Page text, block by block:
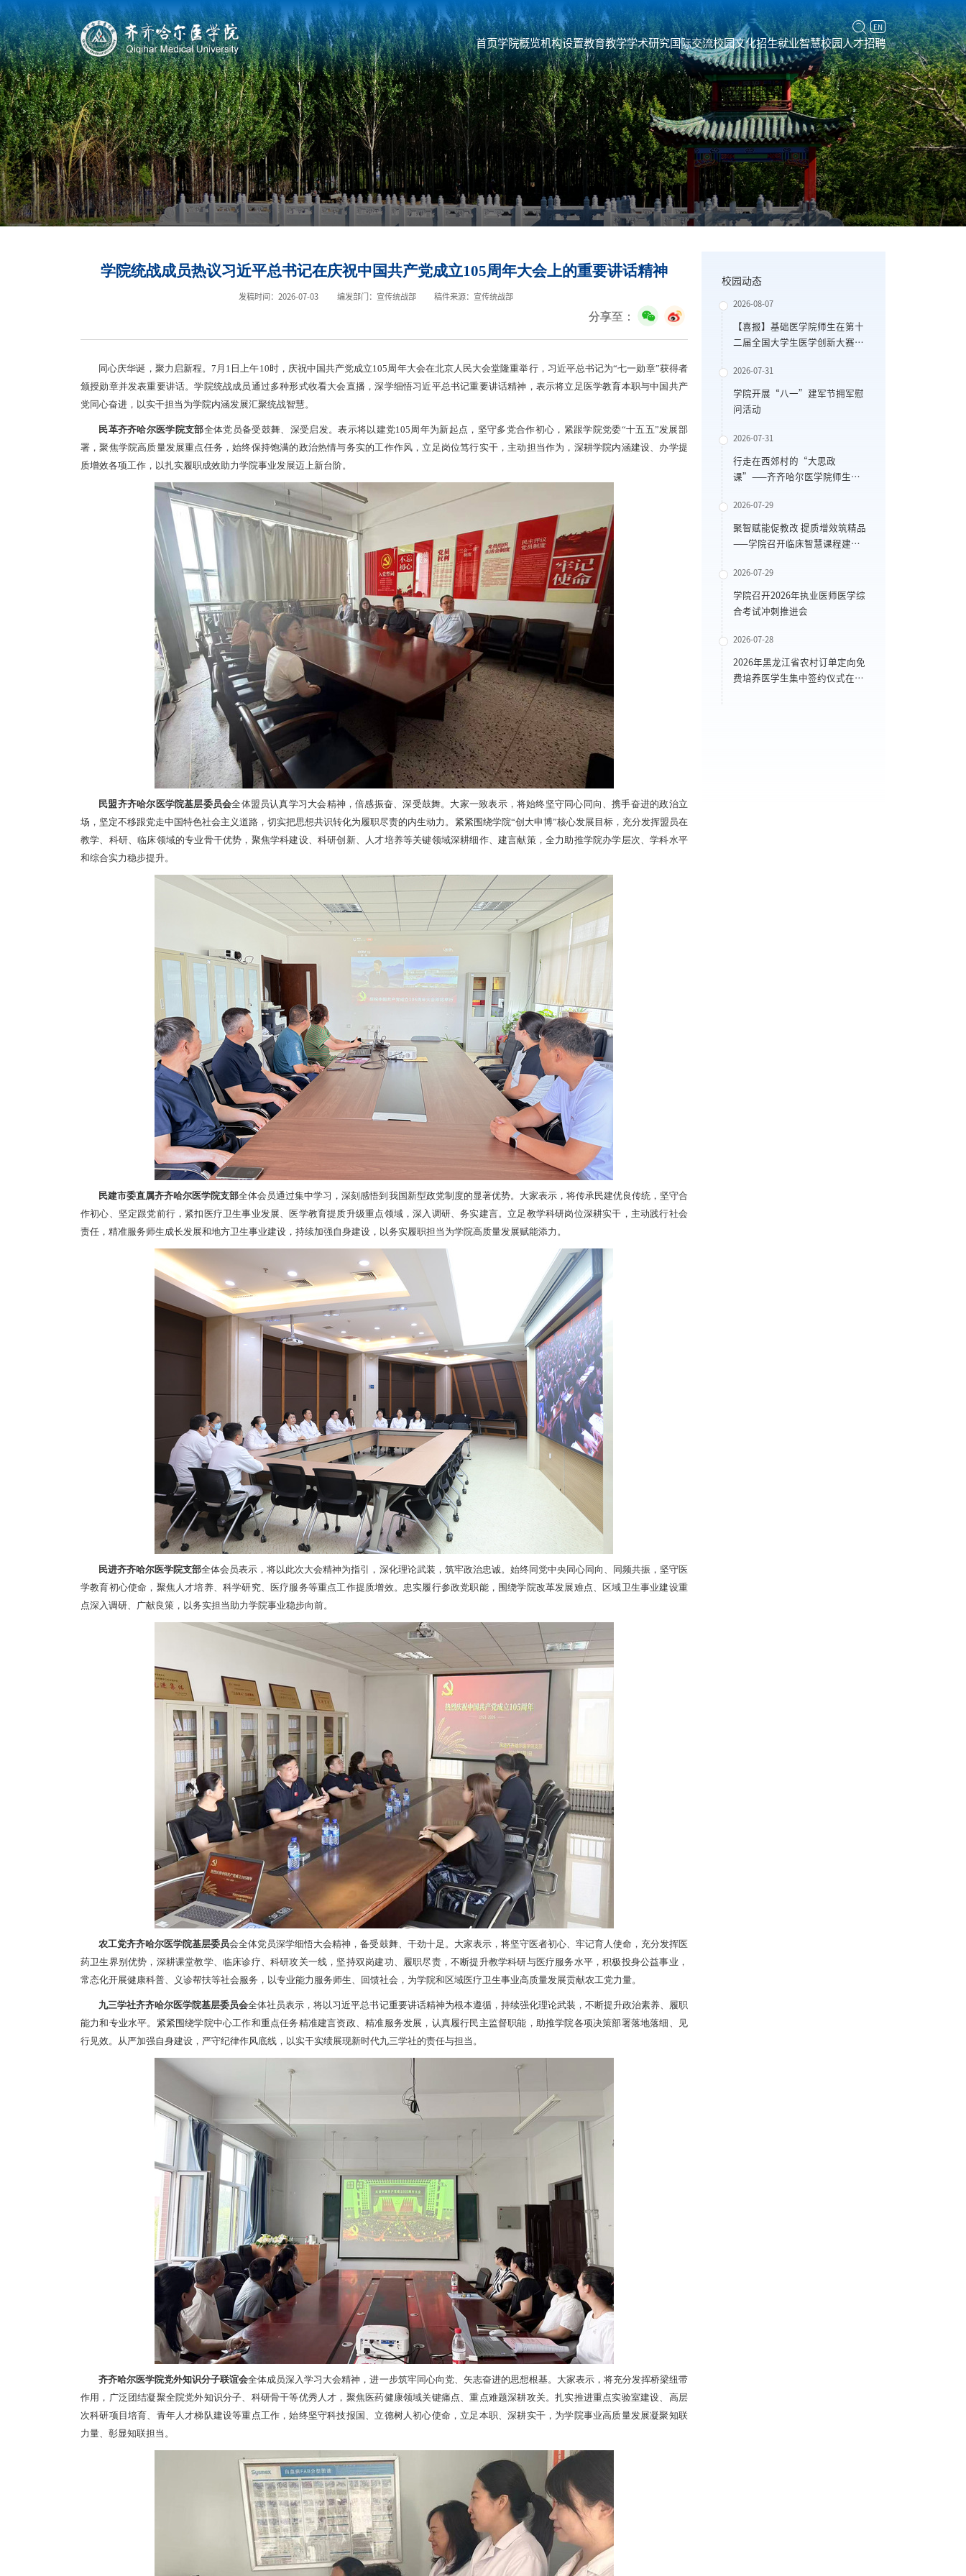
EN
首页学院概览机构设置教育教学学术研究国际交流校园文化招生就业智慧校园人才招聘
学院统战成员热议习近平总书记在庆祝中国共产党成立105周年大会上的重要讲话精神
发稿时间：2026-07-03 编发部门：宣传统战部 稿件来源：宣传统战部
分享至：
同心庆华诞，聚力启新程。7月1日上午10时，庆祝中国共产党成立105周年大会在北京人民大会堂隆重举行，习近平总书记为“七一勋章”获得者
颁授勋章并发表重要讲话。学院统战成员通过多种形式收看大会直播，深学细悟习近平总书记重要讲话精神，表示将立足医学教育本职与中国共产
党同心奋进，以实干担当为学院内涵发展汇聚统战智慧。
民革齐齐哈尔医学院支部全体党员备受鼓舞、深受启发。表示将以建党105周年为新起点，坚守多党合作初心，紧跟学院党委“十五五”发展部
署，聚焦学院高质量发展重点任务，始终保持饱满的政治热情与务实的工作作风，立足岗位笃行实干，主动担当作为，深耕学院内涵建设、办学提
质增效各项工作，以扎实履职成效助力学院事业发展迈上新台阶。
民盟齐齐哈尔医学院基层委员会全体盟员认真学习大会精神，倍感振奋、深受鼓舞。大家一致表示，将始终坚守同心同向、携手奋进的政治立
场，坚定不移跟党走中国特色社会主义道路，切实把思想共识转化为履职尽责的内生动力。紧紧围绕学院“创大申博”核心发展目标，充分发挥盟员在
教学、科研、临床领域的专业骨干优势，聚焦学科建设、科研创新、人才培养等关键领域深耕细作、建言献策，全力助推学院办学层次、学科水平
和综合实力稳步提升。
民建市委直属齐齐哈尔医学院支部全体会员通过集中学习，深刻感悟到我国新型政党制度的显著优势。大家表示，将传承民建优良传统，坚守合
作初心、坚定跟党前行，紧扣医疗卫生事业发展、医学教育提质升级重点领域，深入调研、务实建言。立足教学科研岗位深耕实干，主动践行社会
责任，精准服务师生成长发展和地方卫生事业建设，持续加强自身建设，以务实履职担当为学院高质量发展赋能添力。
民进齐齐哈尔医学院支部全体会员表示，将以此次大会精神为指引，深化理论武装，筑牢政治忠诚。始终同党中央同心同向、同频共振，坚守医
学教育初心使命，聚焦人才培养、科学研究、医疗服务等重点工作提质增效。忠实履行参政党职能，围绕学院改革发展难点、区域卫生事业建设重
点深入调研、广献良策，以务实担当助力学院事业稳步向前。
农工党齐齐哈尔医学院基层委员会全体党员深学细悟大会精神，备受鼓舞、干劲十足。大家表示，将坚守医者初心、牢记育人使命，充分发挥医
药卫生界别优势，深耕课堂教学、临床诊疗、科研攻关一线，坚持双岗建功、履职尽责，不断提升教学科研与医疗服务水平，积极投身公益事业，
常态化开展健康科普、义诊帮扶等社会服务，以专业能力服务师生、回馈社会，为学院和区域医疗卫生事业高质量发展贡献农工党力量。
九三学社齐齐哈尔医学院基层委员会全体社员表示，将以习近平总书记重要讲话精神为根本遵循，持续强化理论武装，不断提升政治素养、履职
能力和专业水平。紧紧围绕学院中心工作和重点任务精准建言资政、精准服务发展，认真履行民主监督职能，助推学院各项决策部署落地落细、见
行见效。从严加强自身建设，严守纪律作风底线，以实干实绩展现新时代九三学社的责任与担当。
齐齐哈尔医学院党外知识分子联谊会全体成员深入学习大会精神，进一步筑牢同心向党、矢志奋进的思想根基。大家表示，将充分发挥桥梁纽带
作用，广泛团结凝聚全院党外知识分子、科研骨干等优秀人才，聚焦医药健康领域关键痛点、重点难题深耕攻关。扎实推进重点实验室建设、高层
次科研项目培育、青年人才梯队建设等重点工作，始终坚守科技报国、立德树人初心使命，立足本职、深耕实干，为学院事业高质量发展凝聚知联
力量、彰显知联担当。
校园动态
2026-08-07
【喜报】基础医学院师生在第十
二届全国大学生医学创新大赛
获得佳绩
2026-07-31
学院开展“八一”建军节拥军慰
问活动
2026-07-31
行走在西郊村的“大思政
课”——齐齐哈尔医学院师生赴
2026-07-29
聚智赋能促教改 提质增效筑精品
——学院召开临床智慧课程建设
2026-07-29
学院召开2026年执业医师医学综
合考试冲刺推进会
2026-07-28
2026年黑龙江省农村订单定向免
费培养医学生集中签约仪式在齐